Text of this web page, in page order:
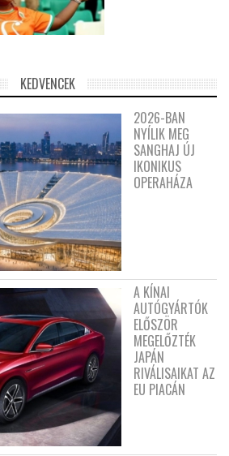
KEDVENCEK
2026-BAN
NYÍLIK MEG
SANGHAJ ÚJ
IKONIKUS
OPERAHÁZA
A KÍNAI
AUTÓGYÁRTÓK
ELŐSZÖR
MEGELŐZTÉK
JAPÁN
RIVÁLISAIKAT AZ
EU PIACÁN